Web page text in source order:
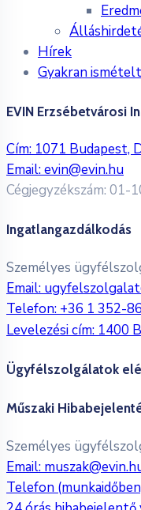
Hírek
Gyakran
EVIN Erzsébetvárosi
Cím: 1071 Budapest,
Email:evin@evin.hu
Cégjegyzékszám: 01-
Ingatlangazdálkodás
Személyes
Email:
Telefon: +36 1 352-
Levelezési cím: 1400
Ügyfélszolgálatok
Műszaki
Személyes
Email:
Telefon